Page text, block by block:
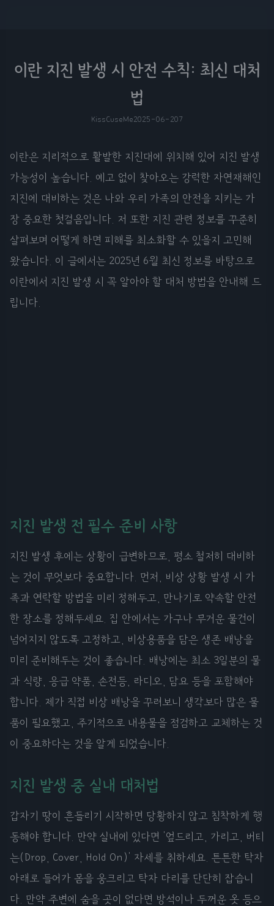
이란 지진 발생 시 안전 수칙: 최신 대처
법
KissCuseMe2025-06-207
이란은 지리적으로 활발한 지진대에 위치해 있어 지진 발생
가능성이 높습니다. 예고 없이 찾아오는 강력한 자연재해인
지진에 대비하는 것은 나와 우리 가족의 안전을 지키는 가
장 중요한 첫걸음입니다. 저 또한 지진 관련 정보를 꾸준히
살펴보며 어떻게 하면 피해를 최소화할 수 있을지 고민해
왔습니다. 이 글에서는 2025년 6월 최신 정보를 바탕으로
이란에서 지진 발생 시 꼭 알아야 할 대처 방법을 안내해 드
립니다.
지진 발생 전 필수 준비 사항
지진 발생 후에는 상황이 급변하므로, 평소 철저히 대비하
는 것이 무엇보다 중요합니다. 먼저, 비상 상황 발생 시 가
족과 연락할 방법을 미리 정해두고, 만나기로 약속할 안전
한 장소를 정해두세요. 집 안에서는 가구나 무거운 물건이
넘어지지 않도록 고정하고, 비상용품을 담은 생존 배낭을
미리 준비해두는 것이 좋습니다. 배낭에는 최소 3일분의 물
과 식량, 응급 약품, 손전등, 라디오, 담요 등을 포함해야
합니다. 제가 직접 비상 배낭을 꾸려보니 생각보다 많은 물
품이 필요했고, 주기적으로 내용물을 점검하고 교체하는 것
이 중요하다는 것을 알게 되었습니다.
지진 발생 중 실내 대처법
갑자기 땅이 흔들리기 시작하면 당황하지 않고 침착하게 행
동해야 합니다. 만약 실내에 있다면 '엎드리고, 가리고, 버티
는(Drop, Cover, Hold On)' 자세를 취하세요. 튼튼한 탁자
아래로 들어가 몸을 웅크리고 탁자 다리를 단단히 잡습니
다. 만약 주변에 숨을 곳이 없다면 방석이나 두꺼운 옷 등으